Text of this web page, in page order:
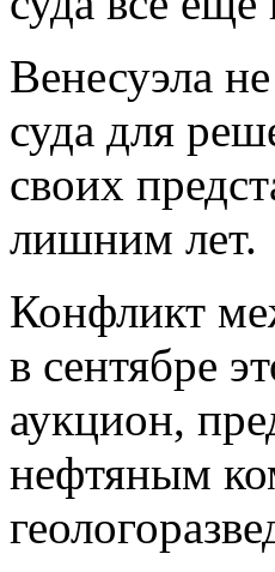
Венесуэла
суда для
своих
лишним лет.
Конфликт
в сентябре
аукцион,
нефтяным